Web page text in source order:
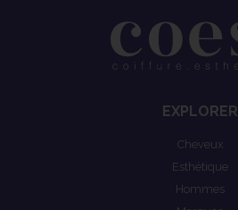
EXPLORER
Cheveux
Esthétique
Hommes